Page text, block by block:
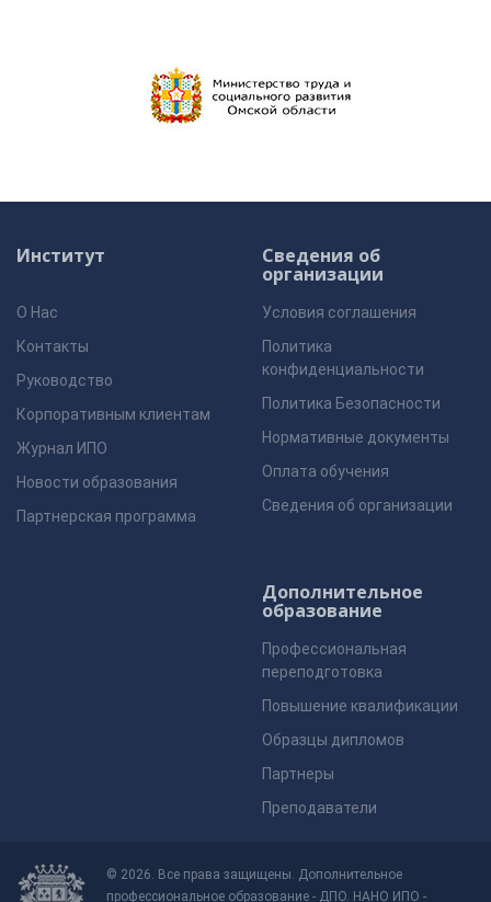
Институт
О Нас
Контакты
Руководство
Корпоративным клиентам
Журнал ИПО
Новости образования
Партнерская программа
Сведения об
организации
Условия соглашения
Политика
конфиденциальности
Политика Безопасности
Нормативные документы
Оплата обучения
Сведения об организации
Дополнительное
образование
Профессиональная
переподготовка
Повышение квалификации
Образцы дипломов
Партнеры
Преподаватели
© 2026. Все права защищены. Дополнительное
профессиональное образование - ДПО. НАНО ИПО -